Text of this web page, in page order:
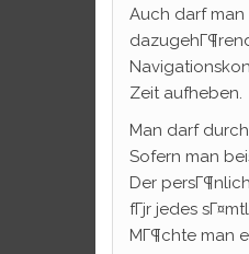
Auch darf man
Zeit aufheben.
Man darf
Sofern man
Der
fГјr jedes
MГ¶chte man